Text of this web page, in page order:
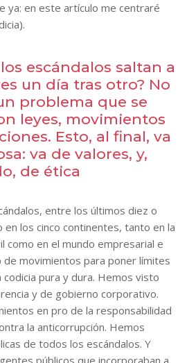
ya: en este artículo me centraré
escándalos saltan a
un día tras otro? No
problema que se
leyes, movimientos
Esto, al final, va
va de valores, y,
de ética
entre los últimos diez o
en los cinco continentes, tanto en la
como en el mundo empresarial e
de movimientos para poner límites
codicia pura y dura. Hemos visto
y de gobierno corporativo.
en pro de la responsabilidad
la anticorrupción. Hemos
de todos los escándalos. Y
públicos que incorporaban a